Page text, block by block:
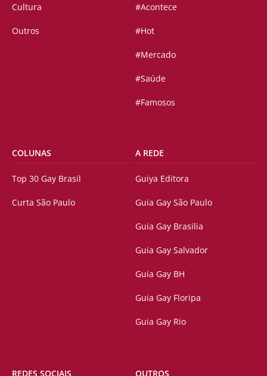
Cultura
Outros
#Acontece
#Hot
#Mercado
#Saúde
#Famosos
COLUNAS
Top 30 Gay Brasil
Curta São Paulo
A REDE
Guiya Editora
Guia Gay São Paulo
Guia Gay Brasilia
Guia Gay Salvador
Guia Gay BH
Guia Gay Floripa
Guia Gay Rio
REDES SOCIAIS OUTROS